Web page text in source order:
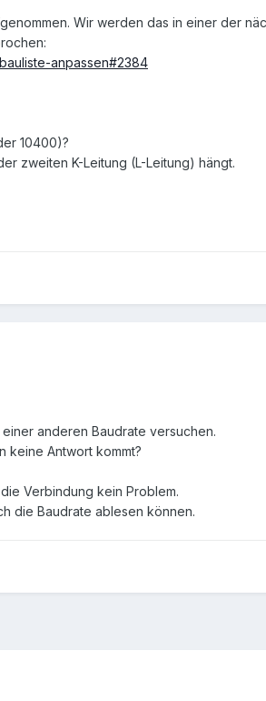
Wir werden das in einer der
anpassen#2384
10400)?
zweiten K-Leitung (L-Leitung) hängt.
anderen Baudrate versuchen.
keine Antwort kommt?
Verbindung kein Problem.
die Baudrate ablesen können.